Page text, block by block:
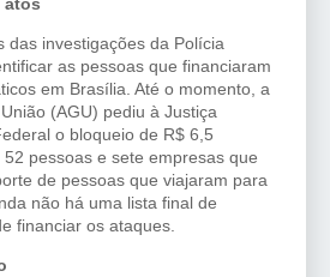
das investigações da Polícia
as pessoas que financiaram
em Brasília. Até o momento, a
(AGU) pediu à Justiça
o bloqueio de R$ 6,5
pessoas e sete empresas que
de pessoas que viajaram para
não há uma lista final de
financiar os ataques.